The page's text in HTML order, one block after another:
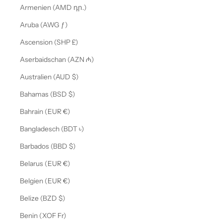
Armenien (AMD դր.)
Aruba (AWG ƒ)
Ascension (SHP £)
Aserbaidschan (AZN ₼)
Australien (AUD $)
Bahamas (BSD $)
Bahrain (EUR €)
Bangladesch (BDT ৳)
Barbados (BBD $)
Belarus (EUR €)
Belgien (EUR €)
Belize (BZD $)
Benin (XOF Fr)